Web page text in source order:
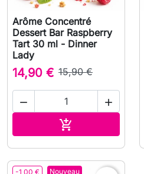
Arôme Concentré
Dessert Bar Raspberry
Tart 30 ml - Dinner
Lady
14,90 € 15,90 €
 

-1,00 € Nouveau